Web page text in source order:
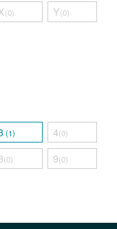
(0) Y(0)
(1) 4(0)
(0) 9(0)